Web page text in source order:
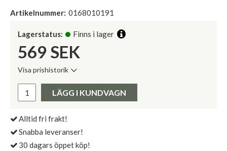
Artikelnummer: 0168010191
Lagerstatus: Finns i lager
569 SEK
Visa prishistorik
Pris:
LÄGG I KUNDVAGN
Alltid fri frakt!
Snabba leveranser!
30 dagars öppet köp!